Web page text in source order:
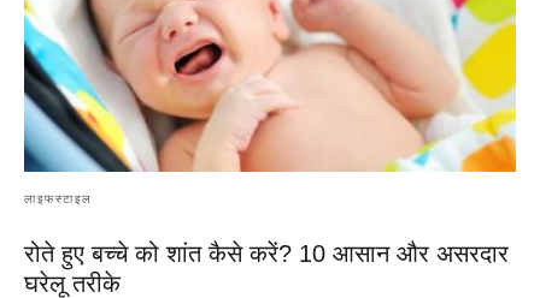
लाइफस्टाइल
रोते हुए बच्चे को शांत कैसे करें? 10 आसान और असरदार
घरेलू तरीके